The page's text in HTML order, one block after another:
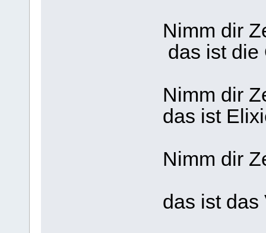
Nimm dir
das ist die
Nimm dir
das ist
Nimm dir
das ist das